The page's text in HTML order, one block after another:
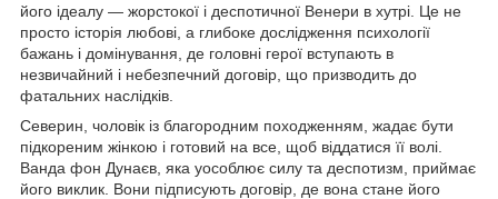
його ідеалу — жорстокої і деспотичної Венери в хутрі. Це не
просто історія любові, а глибоке дослідження психології
бажань і домінування, де головні герої вступають в
незвичайний і небезпечний договір, що призводить до
фатальних наслідків.
Северин, чоловік із благородним походженням, жадає бути
підкореним жінкою і готовий на все, щоб віддатися її волі.
Ванда фон Дунаєв, яка уособлює силу та деспотизм, приймає
його виклик. Вони підписують договір, де вона стане його